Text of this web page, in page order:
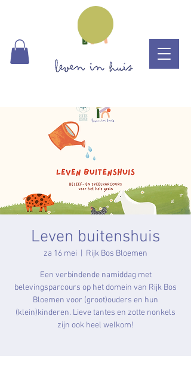
Leven buitenshuis
za 16 mei Rijk Bos Bloemen
Een verbindende namiddag met
belevingsparcours op het domein van Rijk Bos
Bloemen voor (groot)ouders en hun
(klein)kinderen. Lieve tantes en zotte nonkels
zijn ook heel welkom!